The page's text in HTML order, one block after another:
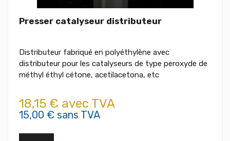
Presser catalyseur distributeur
Distributeur fabriqué en polyéthylène avec
distributeur pour les catalyseurs de type peroxyde de
méthyl éthyl cétone, acetilacetona, etc
18,15 € avec TVA
15,00 € sans TVA